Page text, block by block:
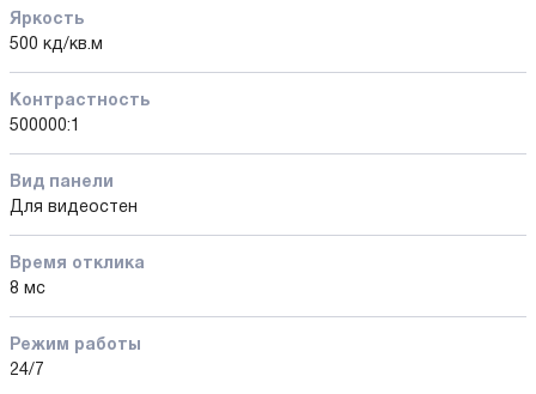
Яркость
500 кд/кв.м
Контрастность
500000:1
Вид панели
Для видеостен
Время отклика
8 мс
Режим работы
24/7